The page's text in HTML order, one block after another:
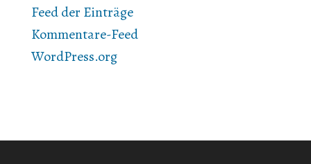
Feed der Einträge
Kommentare-Feed
WordPress.org